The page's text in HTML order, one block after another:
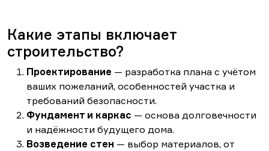
Какие этапы включает
строительство?
Проектирование — разработка плана с учётом
ваших пожеланий, особенностей участка и
требований безопасности.
Фундамент и каркас — основа долговечности
и надёжности будущего дома.
Возведение стен — выбор материалов, от